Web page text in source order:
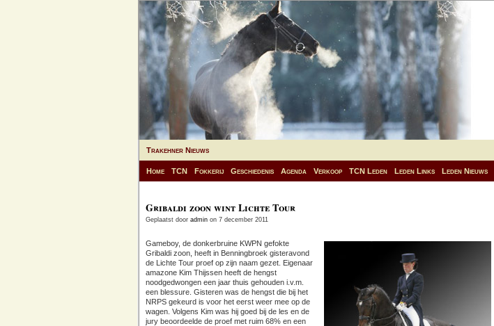
Trakehner Nieuws
Home TCN Fokkerij Geschiedenis Agenda Verkoop TCN Leden Leden Links Leden Nieuws
Gribaldi zoon wint Lichte Tour
Geplaatst door admin on 7 december 2011
Gameboy, de donkerbruine KWPN gefokte
Gribaldi zoon, heeft in Benningbroek gisteravond
de Lichte Tour proef op zijn naam gezet. Eigenaar
amazone Kim Thijssen heeft de hengst
noodgedwongen een jaar thuis gehouden i.v.m.
een blessure. Gisteren was de hengst die bij het
NRPS gekeurd is voor het eerst weer mee op de
wagen. Volgens Kim was hij goed bij de les en de
jury beoordeelde de proef met ruim 68% en een